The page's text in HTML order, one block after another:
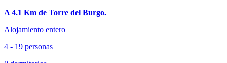
A 4.1 Km de Torre del Burgo.
Alojamiento entero
4 - 19 personas